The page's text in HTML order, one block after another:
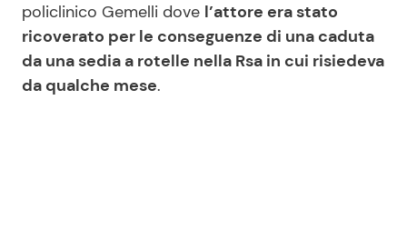
policlinico Gemelli dove l’attore era stato
ricoverato per le conseguenze di una caduta
da una sedia a rotelle nella Rsa in cui risiedeva
da qualche mese.